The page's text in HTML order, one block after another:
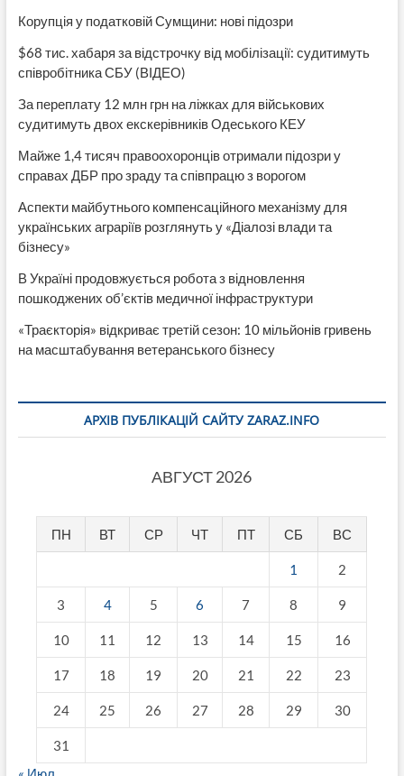
Корупція у податковій Сумщини: нові підозри
$68 тис. хабаря за відстрочку від мобілізації: судитимуть
співробітника СБУ (ВІДЕО)
За переплату 12 млн грн на ліжках для військових
судитимуть двох екскерівників Одеського КЕУ
Майже 1,4 тисяч правоохоронців отримали підозри у
справах ДБР про зраду та співпрацю з ворогом
Аспекти майбутнього компенсаційного механізму для
українських аграріїв розглянуть у «Діалозі влади та
бізнесу»
В Україні продовжується робота з відновлення
пошкоджених об’єктів медичної інфраструктури
«Траєкторія» відкриває третій сезон: 10 мільйонів гривень
на масштабування ветеранського бізнесу
АРХІВ ПУБЛІКАЦІЙ САЙТУ ZARAZ.INFO
АВГУСТ 2026
ПН ВТ СР ЧТ ПТ СБ ВС
1 2
3 4 5 6 7 8 9
10 11 12 13 14 15 16
17 18 19 20 21 22 23
24 25 26 27 28 29 30
31